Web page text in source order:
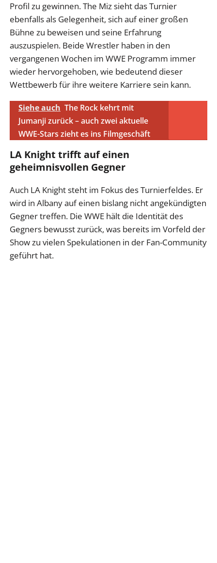
Profil zu gewinnen. The Miz sieht das Turnier
ebenfalls als Gelegenheit, sich auf einer großen
Bühne zu beweisen und seine Erfahrung
auszuspielen. Beide Wrestler haben in den
vergangenen Wochen im WWE Programm immer
wieder hervorgehoben, wie bedeutend dieser
Wettbewerb für ihre weitere Karriere sein kann.
Siehe auch The Rock kehrt mit
Jumanji zurück – auch zwei aktuelle
WWE-Stars zieht es ins Filmgeschäft
LA Knight trifft auf einen
geheimnisvollen Gegner
Auch LA Knight steht im Fokus des Turnierfeldes. Er
wird in Albany auf einen bislang nicht angekündigten
Gegner treffen. Die WWE hält die Identität des
Gegners bewusst zurück, was bereits im Vorfeld der
Show zu vielen Spekulationen in der Fan-Community
geführt hat.